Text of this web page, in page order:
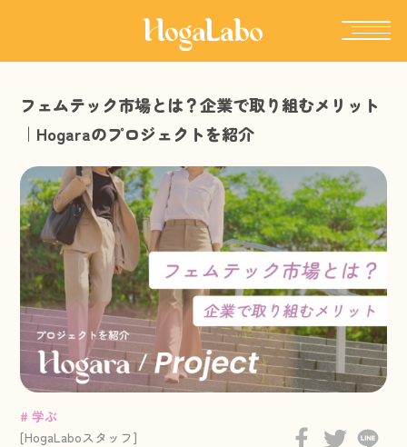
フェムテック市場とは？企業で取り組むメリット
｜Hogaraのプロジェクトを紹介
# 学ぶ
[HogaLaboスタッフ]